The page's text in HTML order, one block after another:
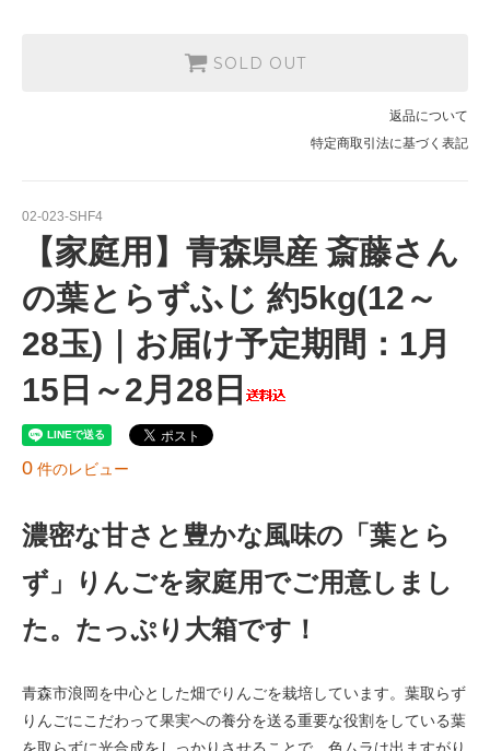
SOLD OUT
返品について
特定商取引法に基づく表記
02-023-SHF4
【家庭用】青森県産 斎藤さん
の葉とらずふじ 約5kg(12～
28玉)｜お届け予定期間：1月
15日～2月28日
0 件のレビュー
濃密な甘さと豊かな風味の「葉とら
ず」りんごを家庭用でご用意しまし
た。たっぷり大箱です！
青森市浪岡を中心とした畑でりんごを栽培しています。葉取らず
りんごにこだわって果実への養分を送る重要な役割をしている葉